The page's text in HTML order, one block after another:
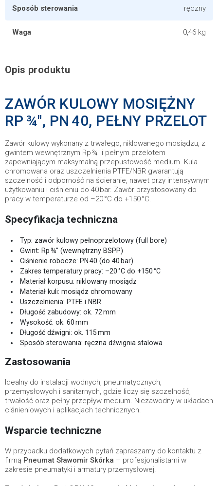
Sposób sterowania ręczny
Waga 0,46 kg
Opis produktu
ZAWÓR KULOWY MOSIĘŻNY
RP ¾″, PN 40, PEŁNY PRZELOT
Zawór kulowy wykonany z trwałego, niklowanego mosiądzu, z
gwintem wewnętrznym Rp ¾″ i pełnym przelotem
zapewniającym maksymalną przepustowość medium. Kula
chromowana oraz uszczelnienia PTFE/NBR gwarantują
szczelność i odporność na ścieranie, nawet przy intensywnym
użytkowaniu i ciśnieniu do 40 bar. Zawór przystosowany do
pracy w temperaturze od –20 °C do +150 °C.
Specyfikacja techniczna
Typ: zawór kulowy pełnoprzelotowy (full bore)
Gwint: Rp ¾″ (wewnętrzny BSPP)
Ciśnienie robocze: PN 40 (do 40 bar)
Zakres temperatury pracy: –20 °C do +150 °C
Materiał korpusu: niklowany mosiądz
Materiał kuli: mosiądz chromowany
Uszczelnienia: PTFE i NBR
Długość zabudowy: ok. 72 mm
Wysokość: ok. 60 mm
Długość dźwigni: ok. 115 mm
Sposób sterowania: ręczna dźwignia stalowa
Zastosowania
Idealny do instalacji wodnych, pneumatycznych,
przemysłowych i sanitarnych, gdzie liczy się szczelność,
trwałość oraz pełny przepływ medium. Niezawodny w układach
ciśnieniowych i aplikacjach technicznych.
Wsparcie techniczne
W przypadku dodatkowych pytań zapraszamy do kontaktu z
firmą Pneumat Sławomir Skórka – profesjonalistami w
zakresie pneumatyki i armatury przemysłowej.